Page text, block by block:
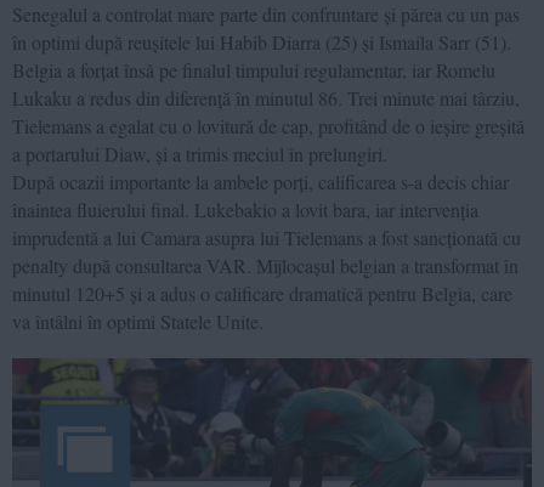
Senegalul a controlat mare parte din confruntare și părea cu un pas
în optimi după reușitele lui Habib Diarra (25) și Ismaila Sarr (51).
Belgia a forțat însă pe finalul timpului regulamentar, iar Romelu
Lukaku a redus din diferență în minutul 86. Trei minute mai târziu,
Tielemans a egalat cu o lovitură de cap, profitând de o ieșire greșită
a portarului Diaw, și a trimis meciul în prelungiri.
După ocazii importante la ambele porți, calificarea s-a decis chiar
înaintea fluierului final. Lukebakio a lovit bara, iar intervenția
imprudentă a lui Camara asupra lui Tielemans a fost sancționată cu
penalty după consultarea VAR. Mijlocașul belgian a transformat în
minutul 120+5 și a adus o calificare dramatică pentru Belgia, care
va întâlni în optimi Statele Unite.